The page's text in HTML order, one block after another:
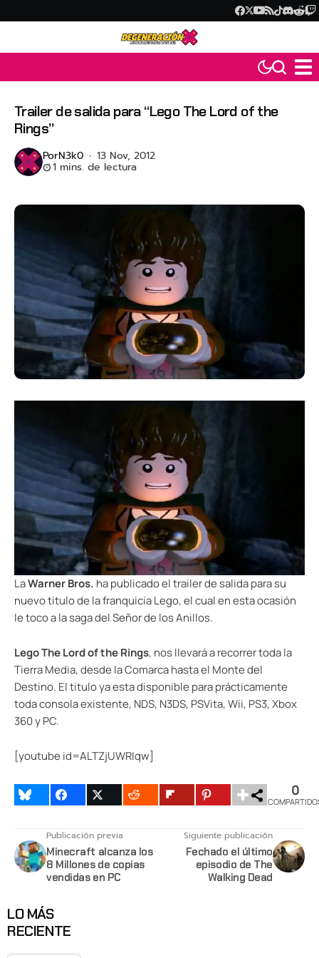
Trailer de salida para “Lego The Lord of the
Rings”
PorN3k0 13 Nov, 2012
1 mins. de lectura
LaWarner Bros. ha publicado el trailer de salida para su
nuevo titulo de la franquicia Lego, el cual en esta ocasión
le toco a la saga del Señor de los Anillos.
Lego The Lord of the Rings, nos llevará a recorrer toda la
Tierra Media, desde la Comarca hasta el Monte del
Destino. El titulo ya esta disponible para prácticamente
toda consola existente, NDS, N3DS, PSVita, Wii, PS3, Xbox
360 y PC.
[youtube id=ALTZjUWRIqw]
0
Publicación previa
Minecraft alcanza los
8 Millones de copias
vendidas en PC
Siguiente publicación
Fechado el último
episodio de The
Walking Dead
LO MÁS
RECIENTE